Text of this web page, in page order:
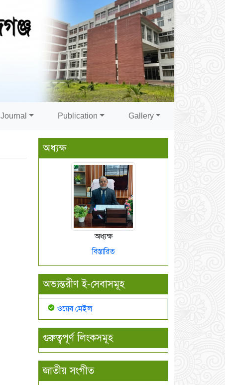
Journal Publication Gallery
অধ্যক্ষ
অধ্যক্ষ
বিস্তারিত
অভ্যন্তরীণ ই-সেবাসমূহ
ওয়েব মেইল
গুরুত্বপূর্ণ লিংকসমূহ
জাতীয় সংগীত